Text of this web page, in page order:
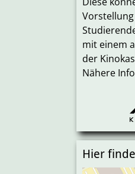
mit einem
der
Nähere
Hier